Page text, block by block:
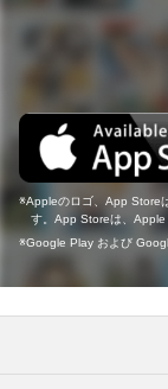
Appleのロゴ、App Store
す。App Storeは、Apple
Google Play および